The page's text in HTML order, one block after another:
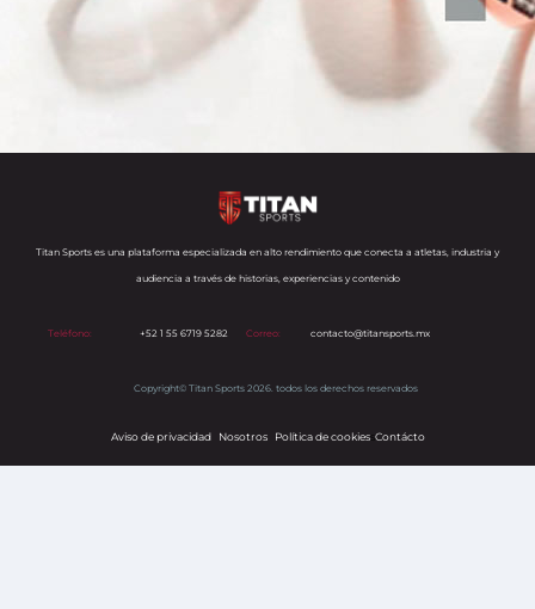
Titan Sports es una plataforma especializada en alto rendimiento que conecta a atletas, industria y
audiencia a través de historias, experiencias y contenido
Teléfono: +52 1 55 6719 5282 Correo: contacto@titansports.mx
Copyright© Titan Sports 2026. todos los derechos reservados
Aviso de privacidad Nosotros Política de cookiess Contácto